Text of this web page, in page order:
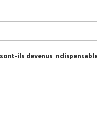
ils devenus